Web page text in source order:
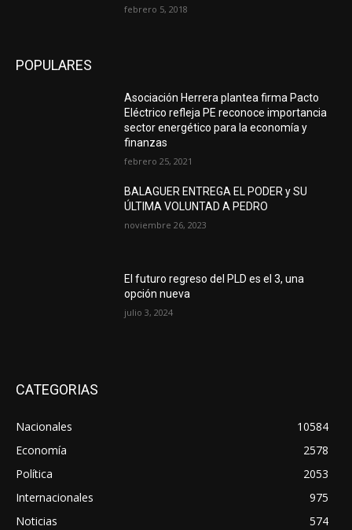
febrero 5, 2018
POPULARES
Asociación Herrera plantea firma Pacto
Eléctrico refleja PE reconoce importancia
sector energético para la economía y
finanzas
febrero 25, 2021
BALAGUER ENTREGA EL PODER y SU
ÚLTIMA VOLUNTAD A PEDRO
noviembre 26, 2023
El futuro regreso del PLD es el 3, una
opción nueva
julio 3, 2024
CATEGORIAS
Nacionales
10584
Economía
2578
Política
2053
Internacionales
975
Noticias
574